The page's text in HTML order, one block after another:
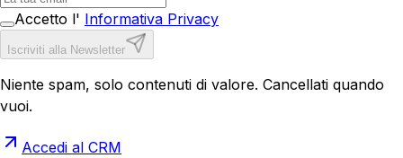
Accetto l' Informativa Privacy
Iscriviti alla Newsletter
Niente spam, solo contenuti di valore. Cancellati quando
vuoi.
Accedi al CRM